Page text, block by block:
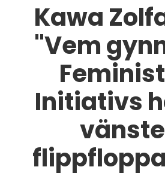
Kawa
"Vem
Initiativs